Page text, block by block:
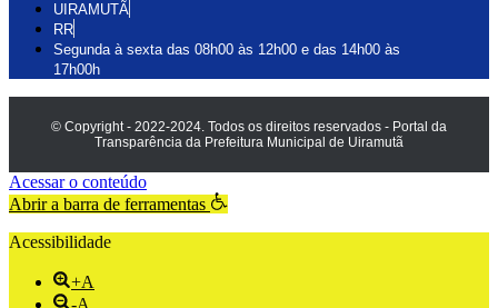
UIRAMUTÃ
RR
Segunda à sexta das 08h00 às 12h00 e das 14h00 às
17h00h
© Copyright - 2022-2024. Todos os direitos reservados - Portal da
Transparência da Prefeitura Municipal de Uiramutã
Acessar o conteúdo
Abrir a barra de ferramentas
Acessibilidade
+A
-A